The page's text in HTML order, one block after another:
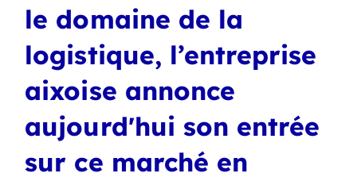
le domaine de la
logistique, l’entreprise
aixoise annonce
aujourd'hui son entrée
sur ce marché en